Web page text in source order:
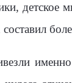
детское